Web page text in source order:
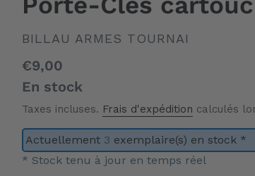
DISTRIBUTEUR
BILLAU ARMES TOURNAI
Prix
normal
€9,00
En stock
Taxes incluses. Frais d'expédition calculés
Actuellement 3 exemplaire(s) en stock *
* Stock tenu à jour en temps réel